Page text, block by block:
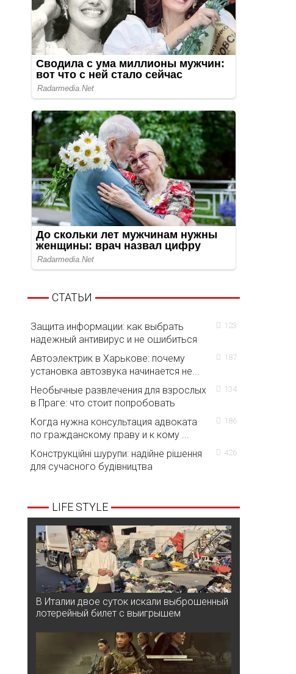
СТАТЬИ
Защита информации: как выбрать
надежный антивирус и не ошибиться
123
Автоэлектрик в Харькове: почему
установка автозвука начинается не...
187
Необычные развлечения для взрослых
в Праге: что стоит попробовать
134
Когда нужна консультация адвоката
по гражданскому праву и к кому ...
186
Конструкційні шурупи: надійне рішення
для сучасного будівництва
426
LIFE STYLE
В Италии двое суток искали выброшенный
лотерейный билет с выигрышем